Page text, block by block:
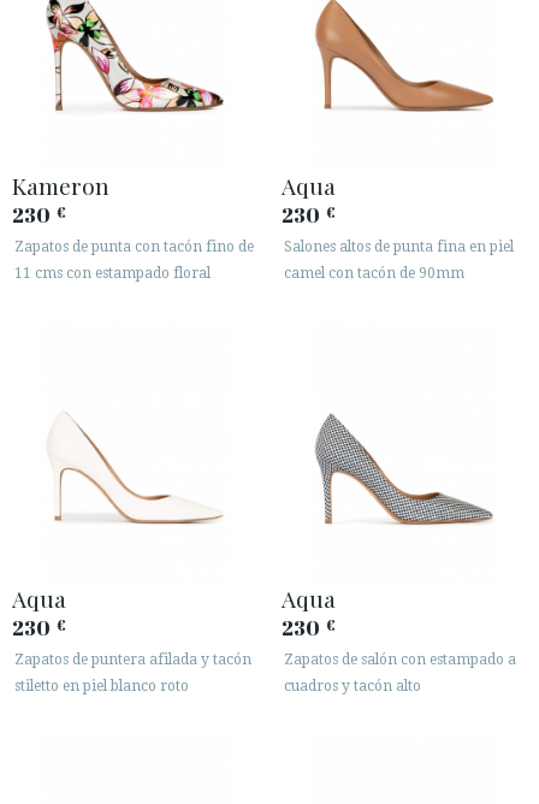
Kameron
230 €
Zapatos de punta con tacón fino de
11 cms con estampado floral
Aqua
230 €
Salones altos de punta fina en piel
camel con tacón de 90mm
Aqua
230 €
Zapatos de puntera afilada y tacón
stiletto en piel blanco roto
Aqua
230 €
Zapatos de salón con estampado a
cuadros y tacón alto